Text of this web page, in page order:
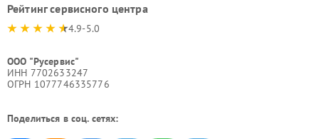
Рейтинг сервисного центра
4.9-5.0
ООО "Русервис"
ИНН 7702633247
ОГРН 1077746335776
Поделиться в соц. сетях: